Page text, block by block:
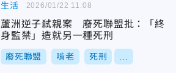
生活
蘆洲逆子弒親案 廢死聯盟批：「終
身監禁」造就另一種死刑
廢死聯盟 啃老 死刑
2026/01/22 11:08